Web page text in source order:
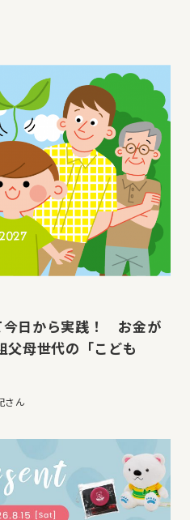
今日から実践！ お金が
父母世代の「こども
さん